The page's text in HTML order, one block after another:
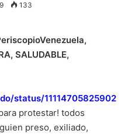
133
,
SALUDABLE,
status/11114705825902
protestar! todos
preso, exiliado,